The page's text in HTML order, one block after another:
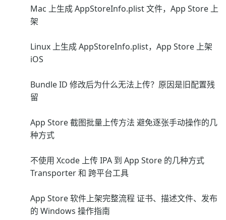
Mac 上生成 AppStoreInfo.plist 文件，App Store 上
架
Linux 上生成 AppStoreInfo.plist，App Store 上架
iOS
Bundle ID 修改后为什么无法上传？原因是旧配置残
留
App Store 截图批量上传方法 避免逐张手动操作的几
种方式
不使用 Xcode 上传 IPA 到 App Store 的几种方式
Transporter 和 跨平台工具
App Store 软件上架完整流程 证书、描述文件、发布
的 Windows 操作指南